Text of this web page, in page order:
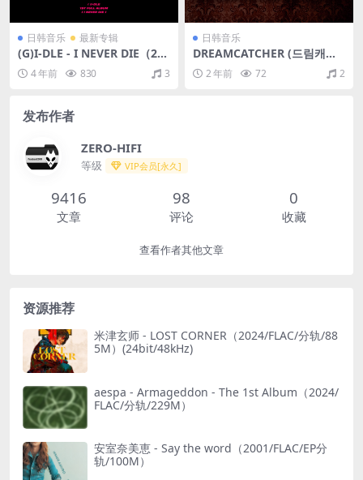
日韩音乐 最新专辑
(G)I-DLE - I NEVER DIE（202
2/FLAC/分轨/177M）
4 年前 830 3
日韩音乐
DREAMCATCHER (드림캐쳐)
- Eclipse（2021/FLAC/EP分
轨/162M）
2 年前 72 2
发布作者
ZERO-HIFI
等级 VIP会员[永久]
9416
文章
98
评论
0
收藏
查看作者其他文章
资源推荐
米津玄师 - LOST CORNER（2024/FLAC/分轨/88
5M）(24bit/48kHz)
aespa - Armageddon - The 1st Album（2024/
FLAC/分轨/229M）
安室奈美恵 - Say the word（2001/FLAC/EP分
轨/100M）